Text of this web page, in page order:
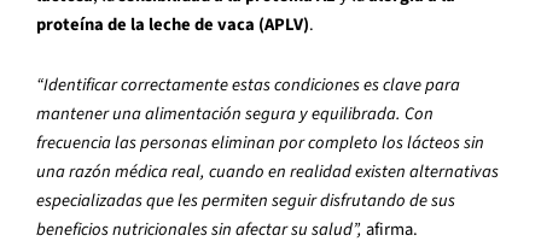
proteína de la leche de vaca (APLV).
“Identificar correctamente estas condiciones es clave para
mantener una alimentación segura y equilibrada. Con
frecuencia las personas eliminan por completo los lácteos sin
una razón médica real, cuando en realidad existen alternativas
especializadas que les permiten seguir disfrutando de sus
beneficios nutricionales sin afectar su salud”, afirma.